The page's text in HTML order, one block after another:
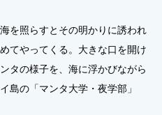
を照らすとその明かりに誘われ
てやってくる。大きな口を開け
タの様子を、海に浮かびながら
島の「マンタ大学・夜学部」